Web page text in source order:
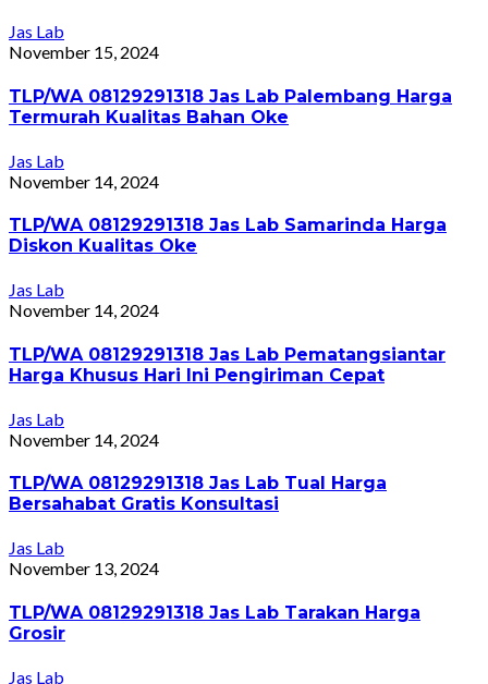
Jas Lab
November 15, 2024
TLP/WA 08129291318 Jas Lab Palembang Harga
Termurah Kualitas Bahan Oke
Jas Lab
November 14, 2024
TLP/WA 08129291318 Jas Lab Samarinda Harga
Diskon Kualitas Oke
Jas Lab
November 14, 2024
TLP/WA 08129291318 Jas Lab Pematangsiantar
Harga Khusus Hari Ini Pengiriman Cepat
Jas Lab
November 14, 2024
TLP/WA 08129291318 Jas Lab Tual Harga
Bersahabat Gratis Konsultasi
Jas Lab
November 13, 2024
TLP/WA 08129291318 Jas Lab Tarakan Harga
Grosir
Jas Lab